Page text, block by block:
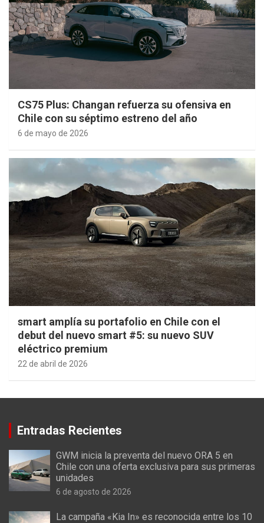
CS75 Plus: Changan refuerza su ofensiva en
Chile con su séptimo estreno del año
6 de mayo de 2026
smart amplía su portafolio en Chile con el
debut del nuevo smart #5: su nuevo SUV
eléctrico premium
22 de abril de 2026
Entradas Recientes
GWM inicia la preventa del nuevo ORA 5 en
Chile con una oferta exclusiva para sus primeras
unidades
6 de agosto de 2026
La campaña «Kia In» es reconocida entre los 10